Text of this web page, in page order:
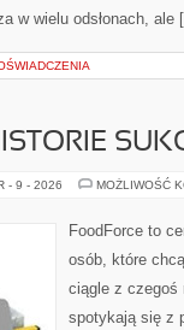
w wielu odsłonach, ale
- 9 - 2026 MOŻLIWOŚĆ
FoodForce to
osób, które
ciągle z czegoś
spotykają się z